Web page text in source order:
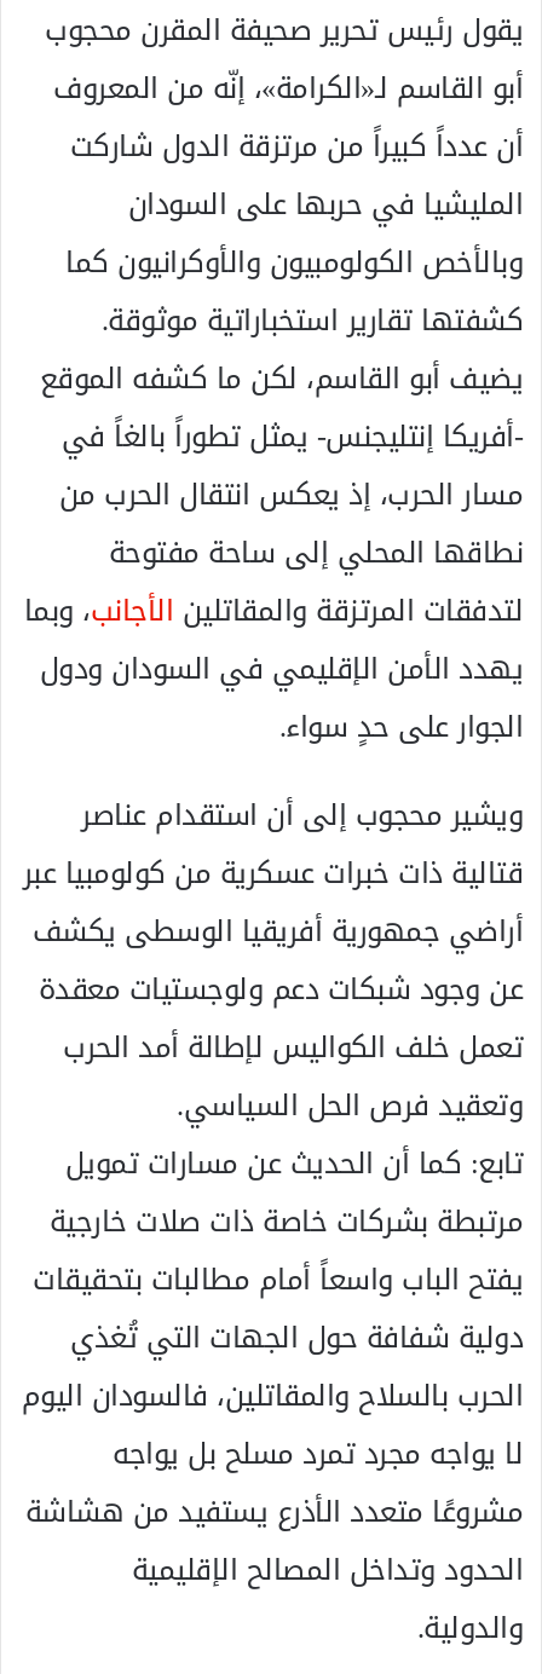
يقول رئيس تحرير صحيفة المقرن محجوب
أبو القاسم لـ«الكرامة»، إنّه من المعروف
أن عدداً كبيراً من مرتزقة الدول شاركت
المليشيا في حربها على السودان
وبالأخص الكولومبيون والأوكرانيون كما
كشفتها تقارير استخباراتية موثوقة.
يضيف أبو القاسم، لكن ما كشفه الموقع
-أفريكا إنتليجنس- يمثل تطوراً بالغاً في
مسار الحرب، إذ يعكس انتقال الحرب من
نطاقها المحلي إلى ساحة مفتوحة
لتدفقات المرتزقة والمقاتلين الأجانب، وبما
يهدد الأمن الإقليمي في السودان ودول
الجوار على حدٍ سواء.
ويشير محجوب إلى أن استقدام عناصر
قتالية ذات خبرات عسكرية من كولومبيا عبر
أراضي جمهورية أفريقيا الوسطى يكشف
عن وجود شبكات دعم ولوجستيات معقدة
تعمل خلف الكواليس لإطالة أمد الحرب
وتعقيد فرص الحل السياسي.
تابع: كما أن الحديث عن مسارات تمويل
مرتبطة بشركات خاصة ذات صلات خارجية
يفتح الباب واسعاً أمام مطالبات بتحقيقات
دولية شفافة حول الجهات التي تُغذي
الحرب بالسلاح والمقاتلين، فالسودان اليوم
لا يواجه مجرد تمرد مسلح بل يواجه
مشروعًا متعدد الأذرع يستفيد من هشاشة
الحدود وتداخل المصالح الإقليمية
والدولية.